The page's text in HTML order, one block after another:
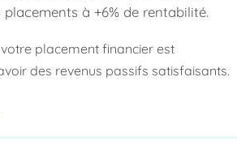
placements à +6% de rentabilité.
placement financier est
des revenus passifs satisfaisants.